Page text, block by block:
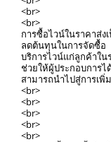
<br>
<br>
การซื้อไวน์ในราคาส่ง
ลดต้นทุนในการจัดซื้
บริการไวน์แก่ลูกค้าใ
ช่วยให้ผู้ประกอบกา
สามารถนำไปสู่การเพิ่
<br>
<br>
<br>
<br>
<br>